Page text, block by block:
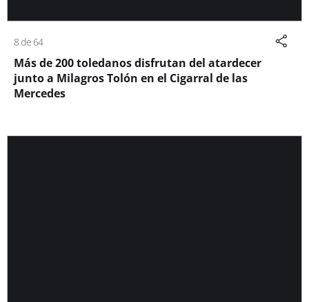
8 de 64
Más de 200 toledanos disfrutan del atardecer
junto a Milagros Tolón en el Cigarral de las
Mercedes